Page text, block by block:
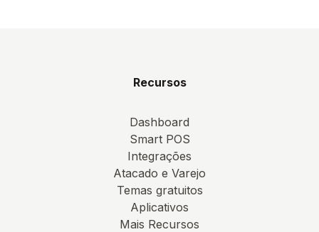
Recursos
Dashboard
Smart POS
Integrações
Atacado e Varejo
Temas gratuitos
Aplicativos
Mais Recursos